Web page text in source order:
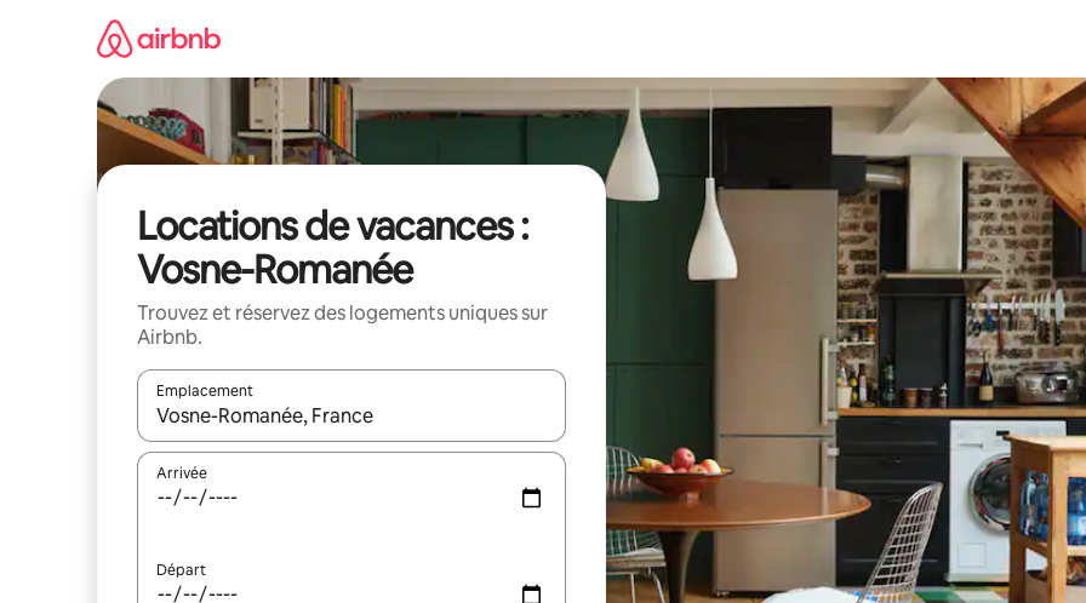
Locations de vacances :
Vosne-Romanée
Trouvez et réservez des logements uniques sur
Airbnb.
Emplacement
Quand les résultats sont affichés, parcourez-les en utilisant les flèches vers le haut et vers le bas, ou en appuyant
Arrivée
Départ